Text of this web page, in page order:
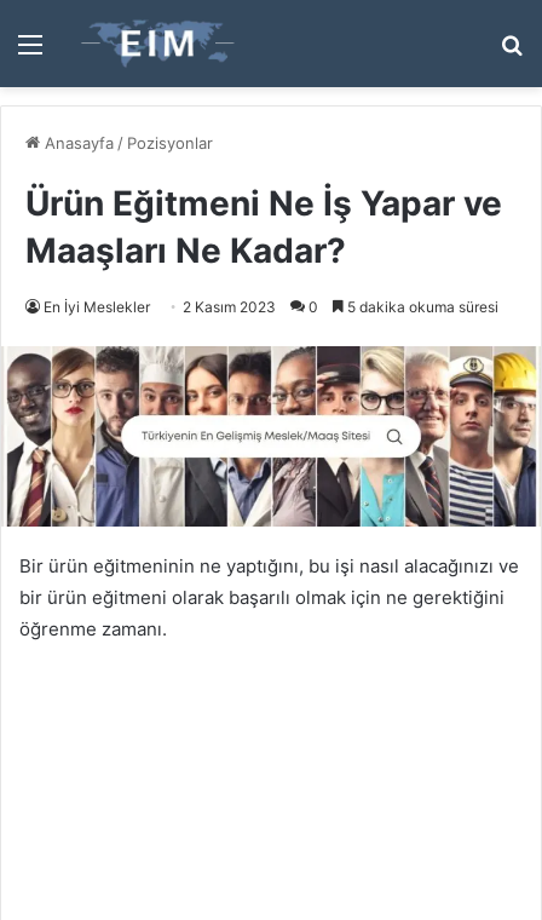
Menü
...
Anasayfa / Pozisyonlar
Ürün Eğitmeni Ne İş Yapar ve
Maaşları Ne Kadar?
En İyi Meslekler 2 Kasım 2023 0 5 dakika okuma süresi
Bir ürün eğitmeninin ne yaptığını, bu işi nasıl alacağınızı ve
bir ürün eğitmeni olarak başarılı olmak için ne gerektiğini
öğrenme zamanı.